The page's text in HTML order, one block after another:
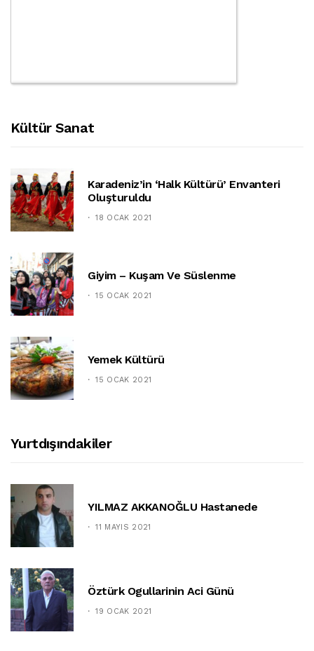
Kültür Sanat
Karadeniz’in ‘halk Kültürü’ Envanteri
Oluşturuldu
18 OCAK 2021
Giyim – Kuşam Ve Süslenme
15 OCAK 2021
Yemek Kültürü
15 OCAK 2021
Yurtdışındakiler
YILMAZ AKKANOĞLU Hastanede
11 MAYIS 2021
Öztürk Ogullarinin Aci Günü
19 OCAK 2021